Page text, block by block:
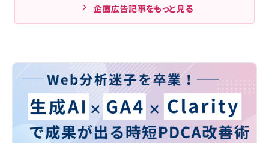
企画広告記事をもっと見る